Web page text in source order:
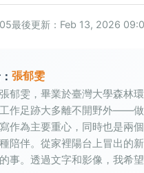
最後更新：Feb 13, 2026
張郁雯
郁雯，畢業於臺灣大學森林
作足跡大多離不開野外——做
作為主要重心，同時也是兩
陪伴。從家裡陽台上冒出的
事。透過文字和影像，我希